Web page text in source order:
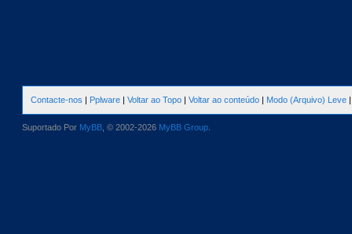
Contacte-nos | Pplware | Voltar ao Topo | Voltar ao conteúdo | Modo (Arquivo) Leve
Suportado Por MyBB , © 2002-2026 MyBB Group